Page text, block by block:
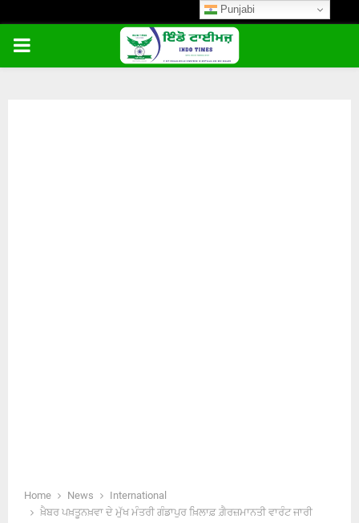
PRIMARY
Home News
International
ਖ਼ੈਬਰ ਪਖ਼ਤੂਨਖ਼ਵਾ ਦੇ ਮੁੱਖ ਮੰਤਰੀ ਗੰਡਾਪੁਰ ਖ਼ਿਲਾਫ਼ ਗ਼ੈਰਜ਼ਮਾਨਤੀ ਵਾਰੰਟ ਜਾਰੀ
Punjabi